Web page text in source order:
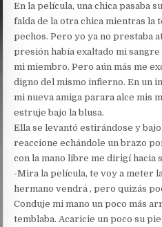
En la película, una chica pasaba
falda de la otra chica mientras la
pechos. Pero yo ya no prestaba
presión había exaltado mi sangre
mi miembro. Pero aún más me
digno del mismo infierno. En un
mi nueva amiga parara alce mis
estruje bajo la blusa.
Ella se levantó estirándose y
reaccione echándole un brazo
con la mano libre me dirigí hacia
-Mira la película, te voy a meter
hermano vendrá , pero quizás
Conduje mi mano un poco más
temblaba. Acaricie un poco su